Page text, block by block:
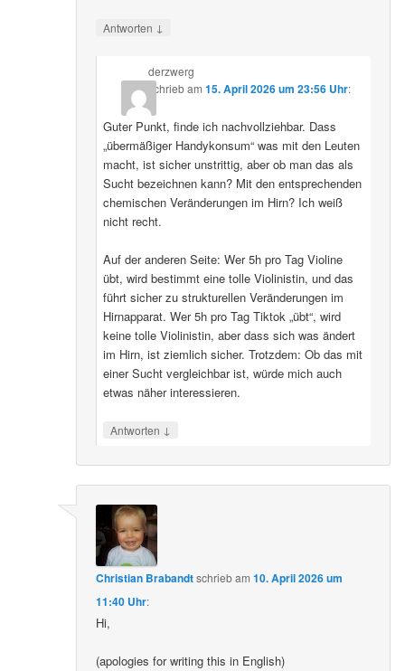
Antworten ↓
derzwerg
schriebam 15. April 2026 um 23:56 Uhr:
Guter Punkt, finde ich nachvollziehbar. Dass
„übermäßiger Handykonsum“ was mit den Leuten
macht, ist sicher unstrittig, aber ob man das als
Sucht bezeichnen kann? Mit den entsprechenden
chemischen Veränderungen im Hirn? Ich weiß
nicht recht.
Auf der anderen Seite: Wer 5h pro Tag Violine
übt, wird bestimmt eine tolle Violinistin, und das
führt sicher zu strukturellen Veränderungen im
Hirnapparat. Wer 5h pro Tag Tiktok „übt“, wird
keine tolle Violinistin, aber dass sich was ändert
im Hirn, ist ziemlich sicher. Trotzdem: Ob das mit
einer Sucht vergleichbar ist, würde mich auch
etwas näher interessieren.
Antworten ↓
Christian Brabandtschriebam10. April 2026 um
11:40 Uhr:
Hi,
(apologies for writing this in English)